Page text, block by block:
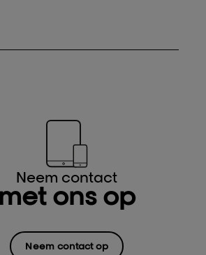
Neem contact
met ons op
Neem contact op